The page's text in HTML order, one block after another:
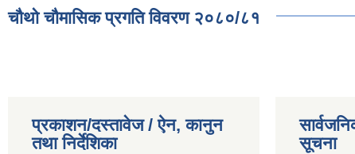
चौथो चौमासिक प्रगति विवरण २०८०/८१
प्रकाशन/दस्तावेज / ऐन, कानुन
तथा निर्देशिका
सूचना